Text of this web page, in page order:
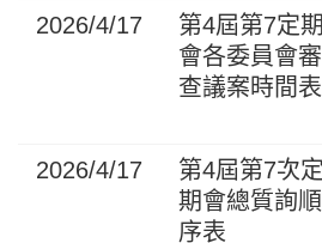
2026/4/17
第4屆第7定期
會各委員會審
查議案時間表
2026/4/17
第4屆第7次定
期會總質詢順
序表